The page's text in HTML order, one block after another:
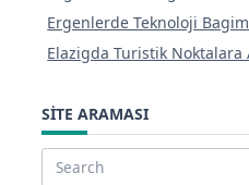
Ergenlerde Teknoloji
Elazigda Turistik Noktalara
SITE ARAMASI
Search